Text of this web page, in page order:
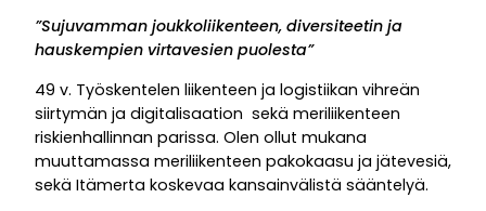
”Sujuvamman joukkoliikenteen, diversiteetin ja
hauskempien virtavesien puolesta”
49 v. Työskentelen liikenteen ja logistiikan vihreän
siirtymän ja digitalisaation sekä meriliikenteen
riskienhallinnan parissa. Olen ollut mukana
muuttamassa meriliikenteen pakokaasu ja jätevesiä,
sekä Itämerta koskevaa kansainvälistä sääntelyä.